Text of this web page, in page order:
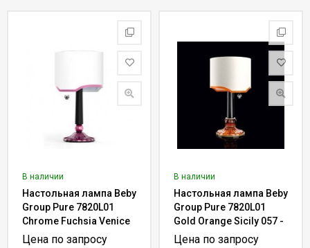
В наличии
Настольная лампа Beby
Group Pure 7820L01
Chrome Fuchsia Venice
017 - rose
Цена по запросу
В наличии
Настольная лампа Beby
Group Pure 7820L01
Gold Orange Sicily 057 -
vintage rose
Цена по запросу